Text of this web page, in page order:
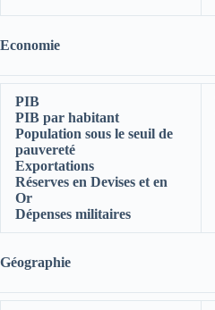
Economie
PIB
PIB par habitant
Population sous le seuil de
pauvereté
Exportations
Réserves en Devises et en
Or
Dépenses militaires
Géographie